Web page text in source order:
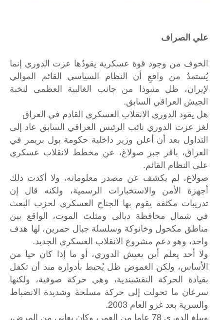
علي الصراف
الخوف من وجود قوة عسكرية يقودُها عزت الدوري إنما
يُستمدُ من واقعِ أن النظام السياسي القائم الموالي
لإيران، ظل منبوذا من جانب الغالبية العظمى لنخبة
الجيش العراقي السابق.
هل يقود الدوري الانقلاب العسكري القادم في العراق
لغز عزت الدوري نائب الرئيس العراقي السابق عاد إلى
التداول بعد أن أعلن وزير داخلية حكومة بول بريمر في
العراق، باقر جبر صولاغ، عن مخطط لانقلاب عسكري
على النظام القائم.
صولاغ، لم يكشف عن مصدر معلوماته، ولا أكدت ذلك
أجهزة الأمن والاستخبارات الرسمية، ولكنه قال إن
تدريبات مكثفة يقوم بها الجناح العسكري لحزب البعث
في شمال محافظة ديالى ومثلث الموت، الواقع بين
مناطق مكحول وخانوكة وسلسلة جبال حمرين، لها هدف
واحد، وهو دعم مشروع الانقلاب العسكري الجديد.
ولا أحد يعلم أين يعيش الدوري، أو ما إذا كان حيا من
الأساس، ولكن الغموض ظل يُحيط بأدواره منذ أن تكفل
بقيادة الحركة النقشبندية، وهي حركة صوفية، ولكنها
سرعان ما تحولت إلى حركة مسلحة وشديدة الانضباط
والسرية بعد غزو العام 2003.
ويبلغ الدوري 78 عاما من العمر، وكان يعاني من المرض،